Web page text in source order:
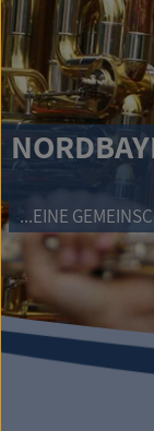
...EINE